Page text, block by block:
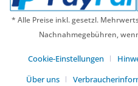
* Alle Preise inkl. gesetzl.
Nachnahmegebühren,
Cookie-Einstellungen
Über uns